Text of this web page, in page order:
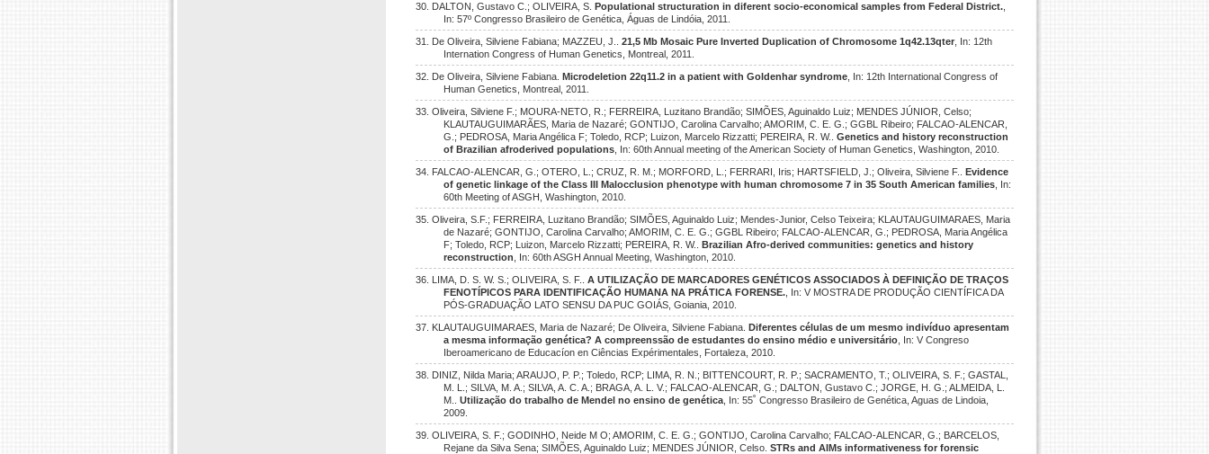
30. DALTON, Gustavo C.; OLIVEIRA, S. Populational structuration in diferent socio-economical samples from Federal District.
In: 57º Congresso Brasileiro de Genética, Águas de Lindóia, 2011.
31. De Oliveira, Silviene Fabiana; MAZZEU, J.. 21,5 Mb Mosaic Pure Inverted Duplication of Chromosome 1q42.13qter , In: 12th
Internation Congress of Human Genetics, Montreal, 2011.
32. De Oliveira, Silviene Fabiana. Microdeletion 22q11.2 in a patient with Goldenhar syndrome , In: 12th International Congress of
Human Genetics, Montreal, 2011.
33. Oliveira, Silviene F.; MOURA-NETO, R.; FERREIRA, Luzitano Brandão; SIMÕES, Aguinaldo Luiz; MENDES JÚNIOR, Celso;
KLAUTAUGUIMARÃES, Maria de Nazaré; GONTIJO, Carolina Carvalho; AMORIM, C. E. G.; GGBL Ribeiro; FALCAO-ALENCAR,
G.; PEDROSA, Maria Angélica F; Toledo, RCP; Luizon, Marcelo Rizzatti; PEREIRA, R. W..Genetics and history reconstruction
of Brazilian afroderived populations , In: 60th Annual meeting of the American Society of Human Genetics, Washington, 2010.
34. FALCAO-ALENCAR, G.; OTERO, L.; CRUZ, R. M.; MORFORD, L.; FERRARI, Iris; HARTSFIELD, J.; Oliveira, Silviene F.. Evidence
of genetic linkage of the Class III Malocclusion phenotype with human chromosome 7 in 35 South American families , In:
60th Meeting of ASGH, Washington, 2010.
35. Oliveira, S.F.; FERREIRA, Luzitano Brandão; SIMÕES, Aguinaldo Luiz; Mendes-Junior, Celso Teixeira; KLAUTAUGUIMARAES, Maria
de Nazaré; GONTIJO, Carolina Carvalho; AMORIM, C. E. G.; GGBL Ribeiro; FALCAO-ALENCAR, G.; PEDROSA, Maria Angélica
F; Toledo, RCP; Luizon, Marcelo Rizzatti; PEREIRA, R. W..Brazilian Afro-derived communities: genetics and history
reconstruction
, In: 60th ASGH Annual Meeting, Washington, 2010.
36. LIMA, D. S. W. S.; OLIVEIRA, S. F.. A UTILIZAÇÃO DE MARCADORES GENÉTICOS ASSOCIADOS À DEFINIÇÃO DE TRAÇOS
FENOTÍPICOS PARA IDENTIFICAÇÃO HUMANA NA PRÁTICA FORENSE. , In: V MOSTRA DE PRODUÇÃO CIENTÍFICA DA
PÓS-GRADUAÇÃO LATO SENSU DA PUC GOIÁS, Goiania, 2010.
37. KLAUTAUGUIMARAES, Maria de Nazaré; De Oliveira, Silviene Fabiana. Diferentes células de um mesmo indivíduo apresentam
a mesma informação genética? A compreenssão de estudantes do ensino médio e universitário , In: V Congreso
Iberoamericano de Educacíon en Ciências Expérimentales, Fortaleza, 2010.
38. DINIZ, Nilda Maria; ARAUJO, P. P.; Toledo, RCP; LIMA, R. N.; BITTENCOURT, R. P.; SACRAMENTO, T.; OLIVEIRA, S. F.; GASTAL,
M. L.; SILVA, M. A.; SILVA, A. C. A.; BRAGA, A. L. V.; FALCAO-ALENCAR, G.; DALTON, Gustavo C.; JORGE, H. G.; ALMEIDA, L.
M..Utilização do trabalho de Mendel no ensino de genética , In: 55˚ Congresso Brasileiro de Genética, Aguas de Lindoia,
2009.
39. OLIVEIRA, S. F.; GODINHO, Neide M O; AMORIM, C. E. G.; GONTIJO, Carolina Carvalho; FALCAO-ALENCAR, G.; BARCELOS,
Rejane da Silva Sena; SIMÕES, Aguinaldo Luiz; MENDES JÚNIOR, Celso.STRs and AIMs informativeness for forensic